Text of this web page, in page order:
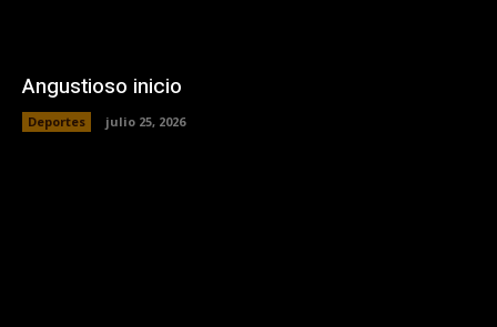
Angustioso inicio
Deportes julio 25, 2026